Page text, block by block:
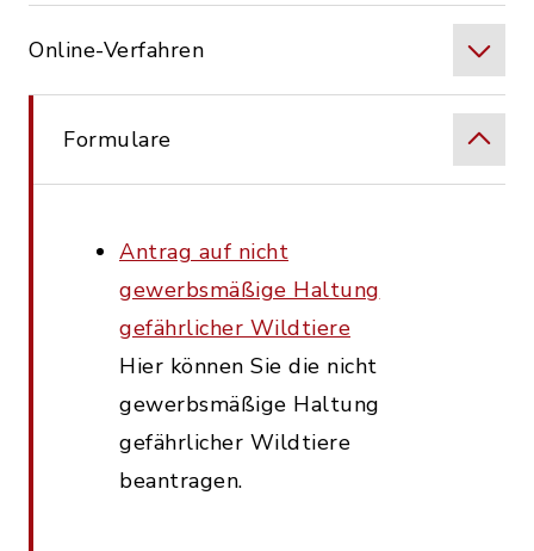
Online-Verfahren
Formulare
Antrag auf nicht
gewerbsmäßige Haltung
gefährlicher Wildtiere
Hier können Sie die nicht
gewerbsmäßige Haltung
gefährlicher Wildtiere
beantragen.